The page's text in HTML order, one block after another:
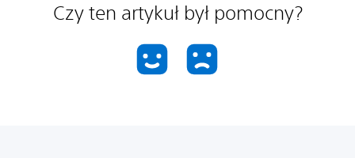
Czy ten artykuł był pomocny?